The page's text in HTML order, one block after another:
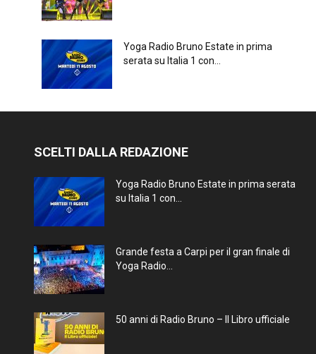
Yoga Radio Bruno Estate in prima
serata su Italia 1 con...
SCELTI DALLA REDAZIONE
Yoga Radio Bruno Estate in prima serata
su Italia 1 con...
Grande festa a Carpi per il gran finale di
Yoga Radio...
50 anni di Radio Bruno – Il Libro ufficiale